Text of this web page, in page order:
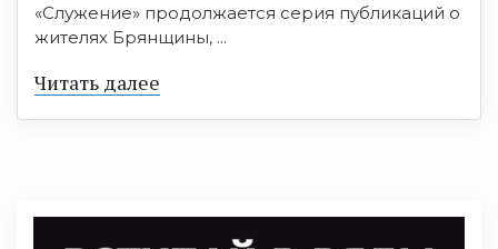
«Служение» продолжается серия публикаций о
жителях Брянщины, ...
Читать далее